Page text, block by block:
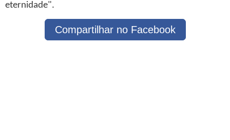
eternidade".
Compartilhar no Facebook